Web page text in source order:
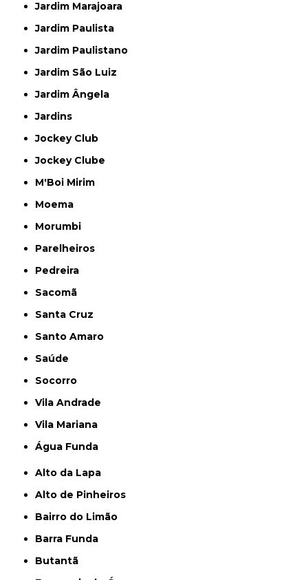
Jardim Marajoara
Jardim Paulista
Jardim Paulistano
Jardim São Luiz
Jardim Ângela
Jardins
Jockey Club
Jockey Clube
M'Boi Mirim
Moema
Morumbi
Parelheiros
Pedreira
Sacomã
Santa Cruz
Santo Amaro
Saúde
Socorro
Vila Andrade
Vila Mariana
Água Funda
Alto da Lapa
Alto de Pinheiros
Bairro do Limão
Barra Funda
Butantã